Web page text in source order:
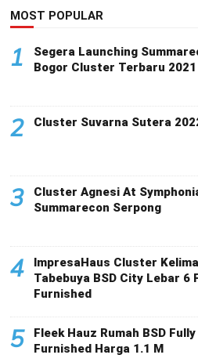
MOST POPULAR
1
Segera Launching
Bogor Cluster Terbaru 2021
2 Cluster Suvarna Sutera
3
Cluster Agnesi At
Summarecon Serpong
4
ImpresaHaus Cluster Kelima
Tabebuya BSD City Lebar 6
Furnished
5
Fleek Hauz Rumah BSD Fully
Furnished Harga 1.1 M